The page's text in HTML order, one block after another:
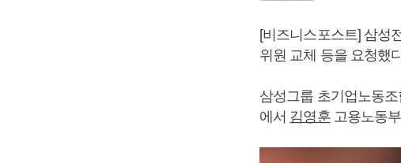
[비즈니스포스트] 삼성
위원 교체 등을 요청했
삼성그룹 초기업노동
에서 김영훈고용노동